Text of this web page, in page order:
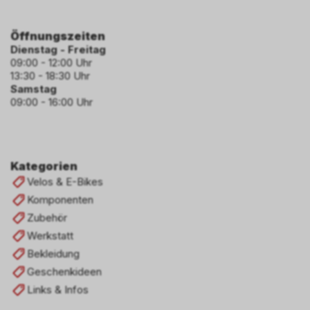
Kategorien
Velos & E-Bikes
Komponenten
Zubehör
Werkstatt
Bekleidung
Geschenkideen
Links & Infos
Öffnungszeiten
Dienstag - Freitag
09:00 - 12:00 Uhr
13:30 - 18:30 Uhr
Samstag
09:00 - 16:00 Uhr